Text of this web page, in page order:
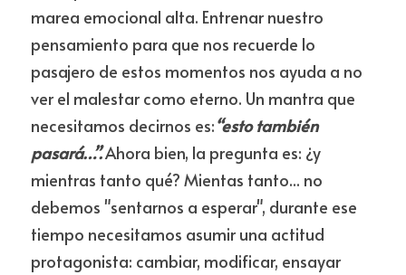
marea emocional alta. Entrenar nuestro
pensamiento para que nos recuerde lo
pasajero de estos momentos nos ayuda a no
ver el malestar como eterno. Un mantra que
necesitamos decirnos es:“esto también
pasará…”. Ahora bien, la pregunta es: ¿y
mientras tanto qué? Mientas tanto... no
debemos "sentarnos a esperar", durante ese
tiempo necesitamos asumir una actitud
protagonista: cambiar, modificar, ensayar